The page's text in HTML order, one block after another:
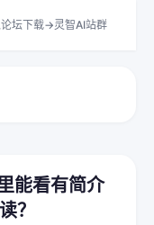
坛下载->灵智AI站群
能看有简介
？